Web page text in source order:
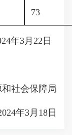
73
年3月22日
社会保障局
年3月18日